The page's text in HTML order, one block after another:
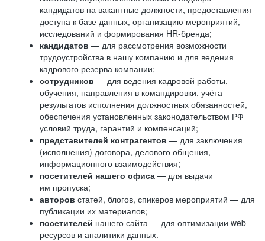
кандидатов на вакантные должности, предоставления
доступа к базе данных, организацию мероприятий,
исследований и формирования HR-бренда;
кандидатов — для рассмотрения возможности
трудоустройства в нашу компанию и для ведения
кадрового резерва компании;
сотрудников — для ведения кадровой работы,
обучения, направления в командировки, учёта
результатов исполнения должностных обязанностей,
обеспечения установленных законодательством РФ
условий труда, гарантий и компенсаций;
представителей контрагентов — для заключения
(исполнения) договора, делового общения,
информационного взаимодействия;
посетителей нашего офиса — для выдачи
им пропуска;
авторов статей, блогов, спикеров мероприятий — для
публикации их материалов;
посетителей нашего сайта — для оптимизации web-
ресурсов и аналитики данных.